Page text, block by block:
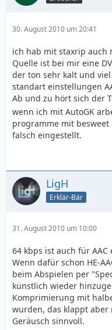
30. August 2010 um 20:41
ich hab mit staxrip auch
Quelle ist bei mir eine
der ton sehr kalt und
standart einstellungen
Ab und zu hört sich der
wenn ich mit AutoGK
programme mit
falsch eingestellt.
LigH
Erklär-Bär
31. August 2010 um 10:00
64 kbps ist auch für
Wenn dafür schon HE-
beim Abspielen per
künstlich wieder
Komprimierung mit
wurden, das klappt
Geräusch sinnvoll.